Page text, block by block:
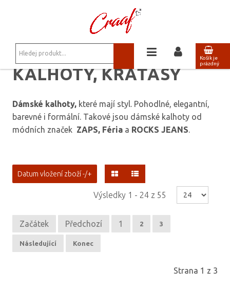
Košík je
prázdný
KALHOTY, KRAŤASY
ŠIROKÉ 7/8 KALHOTY VALENCIA 011
KALHOTY, KRAŤASY
Dámské kalhoty, které mají styl. Pohodlné, elegantní,
barevné i formální. Takové jsou dámské kalhoty od
módních značek ZAPS, Féria a ROCKS JEANS.
Datum vložení zboží -/+
Výsledky 1 - 24 z 55
Začátek Předchozí 1 2 3
Následující Konec
Strana 1 z 3